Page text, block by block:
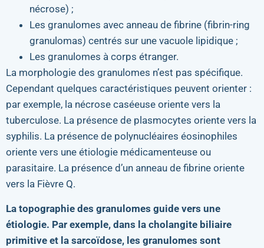
nécrose) ;
Les granulomes avec anneau de fibrine (fibrin-ring
granulomas) centrés sur une vacuole lipidique ;
Les granulomes à corps étranger.
La morphologie des granulomes n’est pas spécifique.
Cependant quelques caractéristiques peuvent orienter :
par exemple, la nécrose caséeuse oriente vers la
tuberculose. La présence de plasmocytes oriente vers la
syphilis. La présence de polynucléaires éosinophiles
oriente vers une étiologie médicamenteuse ou
parasitaire. La présence d’un anneau de fibrine oriente
vers la Fièvre Q.
La topographie des granulomes guide vers une
étiologie. Par exemple, dans la cholangite biliaire
primitive et la sarcoïdose, les granulomes sont